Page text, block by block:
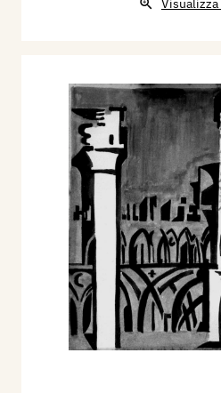
Visualizza